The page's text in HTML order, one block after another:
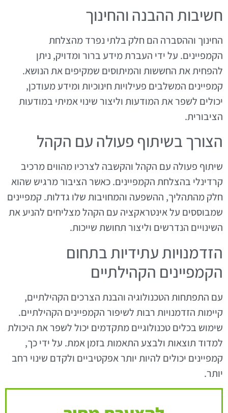
חשיבות ההבנה והחינוך
החינוך וההסברה הם חלק בלתי נפרד מהצלחת
הקמפיינים. על ידי העברת מידע ברור ומדויק, ניתן
להפחית את החששות והמיתוסים שמקיפים את הנושא.
קמפיינים המשלבים פעילויות חינוכיות ומידע מעודכן,
יכולים לשפר את המודעות וליצור שינוי אמיתי במודעות
הציבורית.
הצורך בשיתוף פעולה עם הקהל
שיתוף פעולה עם הקהל והקשבה לצרכיו מהווים מרכיב
קרדינלי בהצלחת הקמפיינים. כאשר הציבור מרגיש שהוא
חלק מהתהליך, ההשפעה והמחויבות שלו גדלות. קמפיינים
שמבוססים על אינטראקציה עם הקהל מצליחים להניע את
השינויים הנדרשים וליצור תחושת שייכות.
הזדמנויות עתידיות בתחום
הקמפיינים הקהילתיים
עם התפתחות הטכנולוגיה והבנת הצרכים הקהילתיים,
קיימות הזדמנויות רבות לשיפור הקמפיינים הקהילתיים.
שימוש בכלים טכנולוגיים מתקדמים יכול לשפר את היכולת
למדוד תוצאות ולבצע התאמות בזמן אמת. על ידי כך,
קמפיינים יכולים להיות יותר אפקטיביים ולקדם שינוי רחב
יותר.